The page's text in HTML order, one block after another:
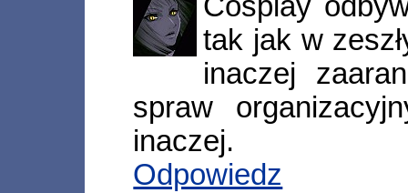
tak jak w
inaczej
spraw
inaczej.
Odpowiedz